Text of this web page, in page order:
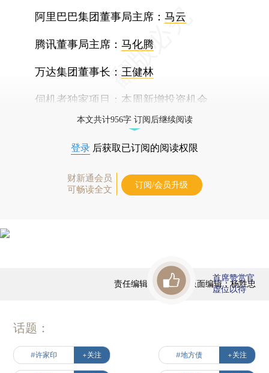
阿里巴巴集团董事局主席：马云
腾讯董事局主席：马化腾
万达集团董事长： 王健林
伺机者独家项目： 本周新增投资机会
本文共计956字 订阅后继续阅读
登录 后获取已订阅的阅读权限
财新通会员
可畅读全文
订阅/会员升级
责任编辑：任蕙兰 | 版面编辑：杨胜忠
首席赞赏官
虚位以待
话题：
#许家印 +关注 #地方债 +关注